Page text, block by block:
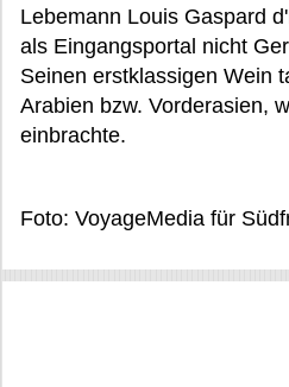
Lebemann Louis Gaspard
als Eingangsportal nicht
Seinen erstklassigen Wein
Arabien bzw. Vorderasien,
einbrachte.
Foto: VoyageMedia für